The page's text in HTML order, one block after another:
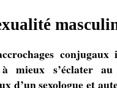
conjugaux
mieux s’éclater
d’un sexologue et